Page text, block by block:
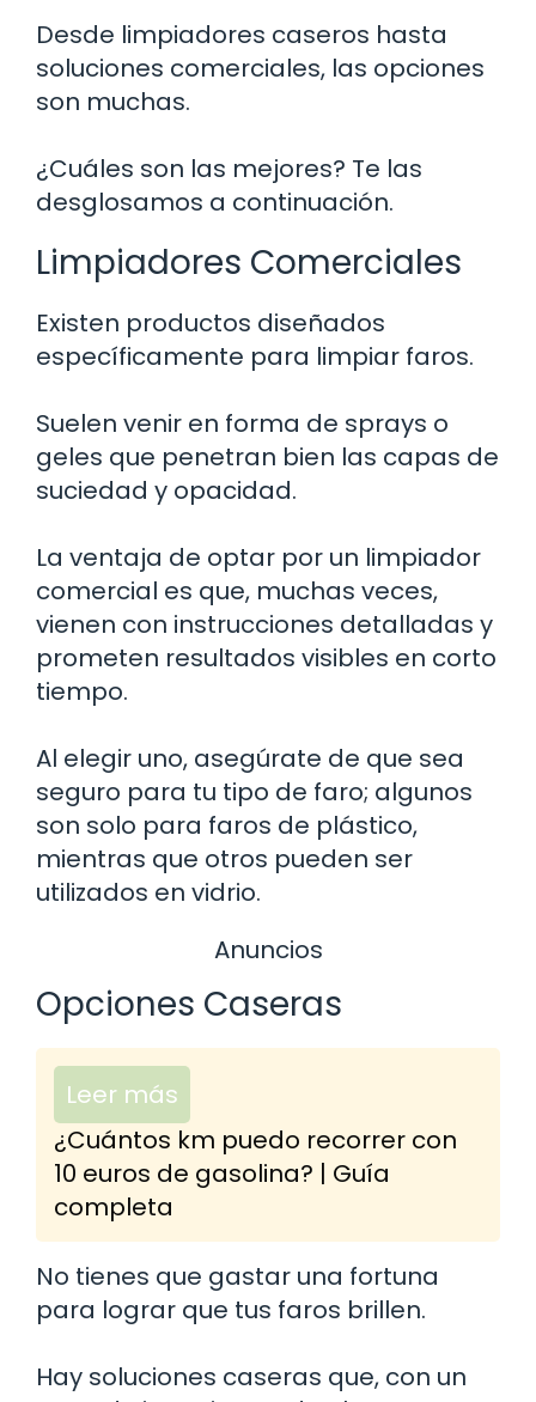
Desde limpiadores caseros hasta
soluciones comerciales, las opciones
son muchas.
¿Cuáles son las mejores? Te las
desglosamos a continuación.
Limpiadores Comerciales
Existen productos diseñados
específicamente para limpiar faros.
Suelen venir en forma de sprays o
geles que penetran bien las capas de
suciedad y opacidad.
La ventaja de optar por un limpiador
comercial es que, muchas veces,
vienen con instrucciones detalladas y
prometen resultados visibles en corto
tiempo.
Al elegir uno, asegúrate de que sea
seguro para tu tipo de faro; algunos
son solo para faros de plástico,
mientras que otros pueden ser
utilizados en vidrio.
Anuncios
Opciones Caseras
Leer más
¿Cuántos km puedo recorrer con
10 euros de gasolina? | Guía
completa
No tienes que gastar una fortuna
para lograr que tus faros brillen.
Hay soluciones caseras que, con un